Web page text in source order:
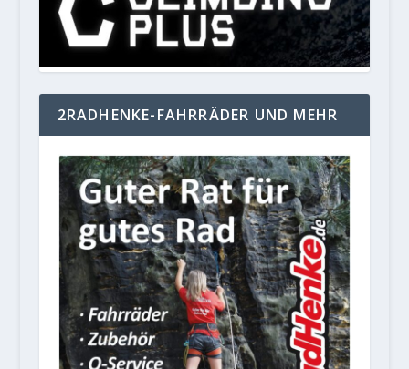
2RADHENKE-FAHRRÄDER UND MEHR